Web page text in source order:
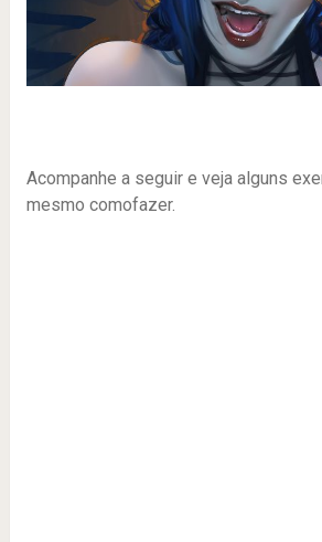
Acompanhe a seguir e veja alguns
mesmo comofazer.